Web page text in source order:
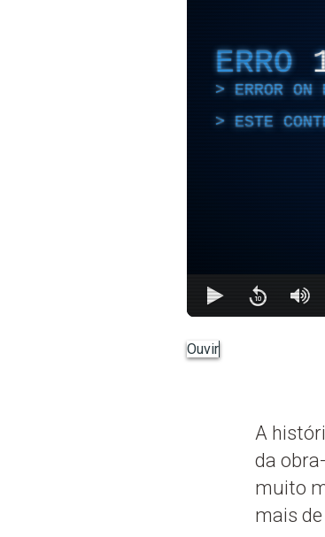
ERRO
ERROR ON
ESTE
Ouvir
A
da
muito
mais